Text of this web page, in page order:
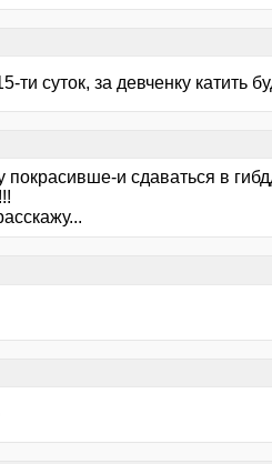
суток, за девченку катить
покрасивше-и сдаваться в